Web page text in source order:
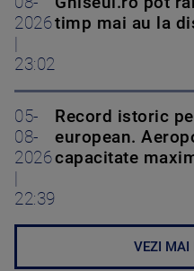
2026
23:02
timp mai au la
05-
08-
2026
22:39
Record istoric
european.
capacitate
VEZI MAI